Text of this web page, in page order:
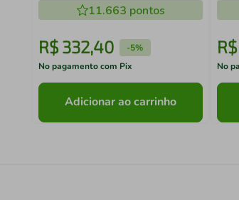
11.663 pontos
R$ 332,40 -5%
No pagamento com Pix
Adicionar ao carrinho
R$
No